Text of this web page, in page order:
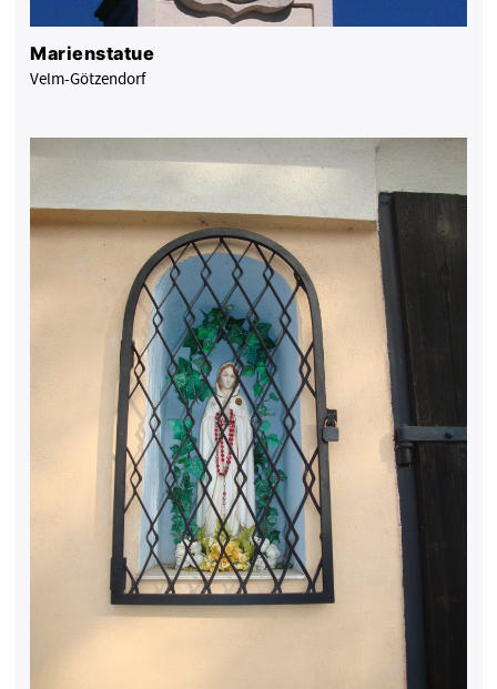
Marienstatue
Velm-Götzendorf